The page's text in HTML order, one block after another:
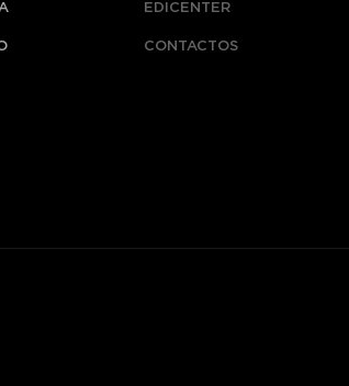
EDICENTER
CONTACTOS